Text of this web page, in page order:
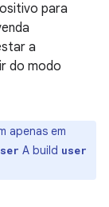
para
a
do modo
apenas em
A build user